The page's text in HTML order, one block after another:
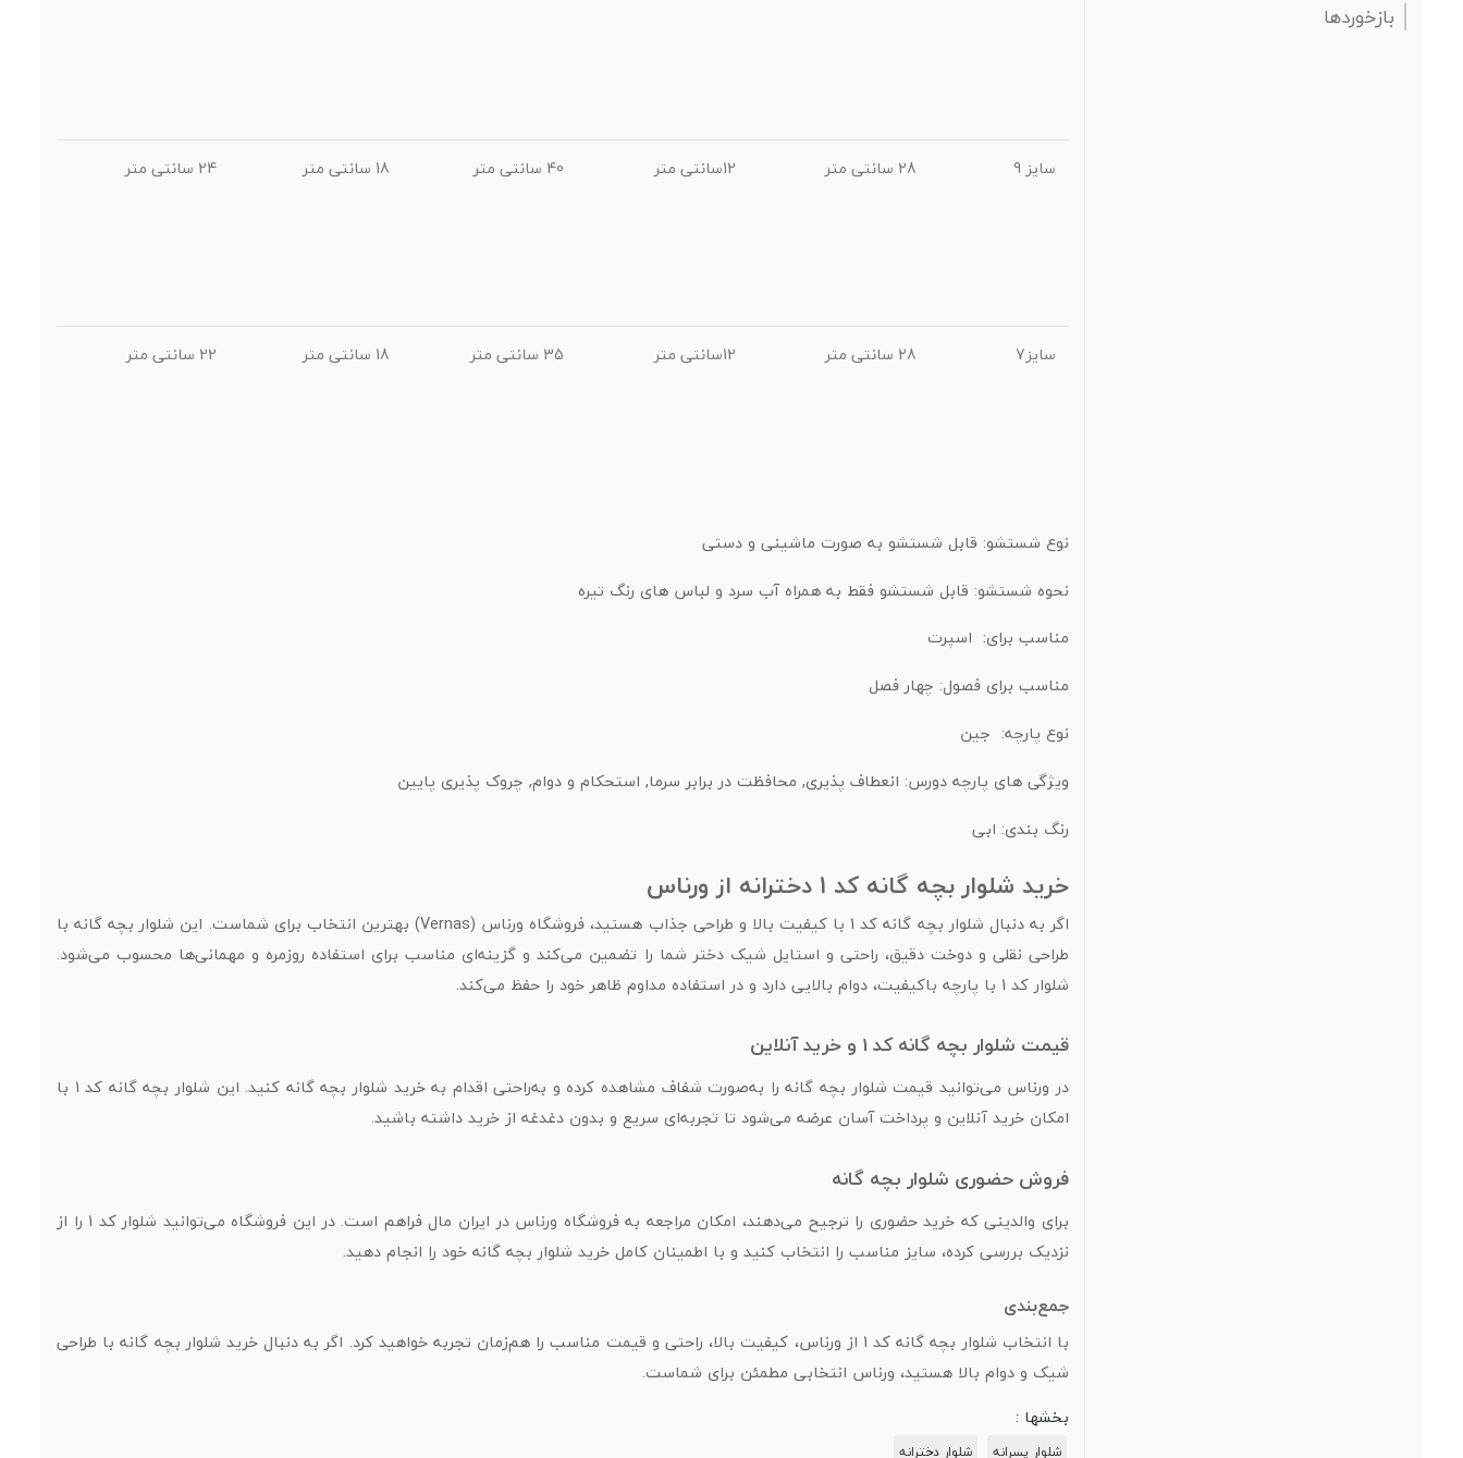
بازخوردها
سایز 9 28 سانتی متر 12سانتی متر 40 سانتی متر 18 سانتی متر 24 سانتی متر
سایز7 28 سانتی متر 12سانتی متر 35 سانتی متر 18 سانتی متر 22 سانتی متر
نوع شستشو: قابل شستشو به صورت ماشینی و دستی
نحوه شستشو: قابل شستشو فقط به همراه آب سرد و لباس های رنگ تیره
مناسب برای: اسپرت
مناسب برای فصول: چهار فصل
نوع پارچه: جین
ویژگی های پارچه دورس: انعطاف پذیری, محافظت در برابر سرما, استحکام و دوام, چروک پذیری پایین
رنگ بندی: ابی
خرید شلوار بچه گانه کد 1 دخترانه از ورناس
اگر به دنبال شلوار بچه گانه کد 1 با کیفیت بالا و طراحی جذاب هستید، فروشگاه ورناس (Vernas) بهترین انتخاب برای شماست. این شلوار بچه گانه با
طراحی نقلی و دوخت دقیق، راحتی و استایل شیک دختر شما را تضمین می‌کند و گزینه‌ای مناسب برای استفاده روزمره و مهمانی‌ها محسوب می‌شود.
شلوار کد 1 با پارچه باکیفیت، دوام بالایی دارد و در استفاده مداوم ظاهر خود را حفظ می‌کند.
قیمت شلوار بچه گانه کد 1 و خرید آنلاین
در ورناس می‌توانید قیمت شلوار بچه گانه را به‌صورت شفاف مشاهده کرده و به‌راحتی اقدام به خرید شلوار بچه گانه کنید. این شلوار بچه گانه کد 1 با
امکان خرید آنلاین و پرداخت آسان عرضه می‌شود تا تجربه‌ای سریع و بدون دغدغه از خرید داشته باشید.
فروش حضوری شلوار بچه گانه
برای والدینی که خرید حضوری را ترجیح می‌دهند، امکان مراجعه به فروشگاه ورناس در ایران مال فراهم است. در این فروشگاه می‌توانید شلوار کد 1 را از
نزدیک بررسی کرده، سایز مناسب را انتخاب کنید و با اطمینان کامل خرید شلوار بچه گانه خود را انجام دهید.
جمع‌بندی
با انتخاب شلوار بچه گانه کد 1 از ورناس، کیفیت بالا، راحتی و قیمت مناسب را هم‌زمان تجربه خواهید کرد. اگر به دنبال خرید شلوار بچه گانه با طراحی
شیک و دوام بالا هستید، ورناس انتخابی مطمئن برای شماست.
بخشها :
شلوار پسرانه شلوار دخترانه